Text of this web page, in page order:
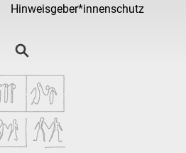
Hinweisgeber*innenschutz